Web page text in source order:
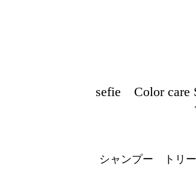
sefie Color care
シャンプー トリー